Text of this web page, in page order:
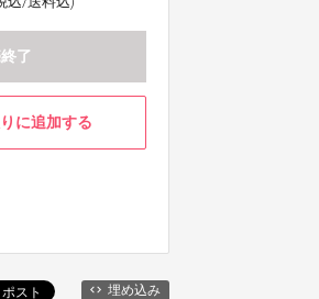
了
に追加する
埋め込み